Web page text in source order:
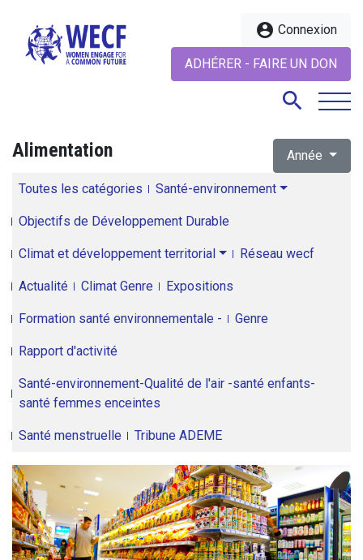
account_circle Connexion
ADHÉRER - FAIRE UN DON
search
Alimentation Année
Toutes les catégories Santé-environnement
Objectifs de Développement Durable
Climat et développement territorial Réseau wecf
Actualité Climat Genre Expositions
Formation santé environnementale - Genre
Rapport d'activité
Santé-environnement-Qualité de l'air -santé enfants-
santé femmes enceintes
Santé menstruelle Tribune ADEME